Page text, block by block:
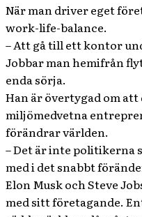
När man driver eget
work-life-balance.
– Att gå till ett kontor
Jobbar man hemifrån
enda sörja.
Han är övertygad om att
miljömedvetna
förändrar världen.
– Det är inte politikerna
med i det snabbt
Elon Musk och Steve
med sitt företagande.